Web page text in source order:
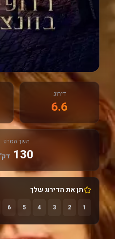
דירוג
6.6
משך הסרט
130 דק'
תן את הדירוג שלך
1
2
3
4
5
6